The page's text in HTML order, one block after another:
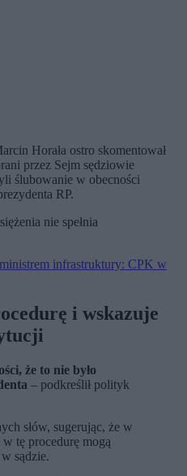
Horała ostro skomentował
przez Sejm sędziowie
ślubowanie w obecności
RP.
nie spełnia
infrastruktury: CPK w
i wskazuje
że to nie było
– podkreślił polityk
słów, sugerując, że w
w tę procedurę mogą
sądzie.